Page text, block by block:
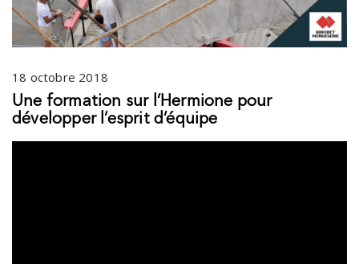
18 octobre 2018
Une formation sur l’Hermione pour
développer l’esprit d’équipe